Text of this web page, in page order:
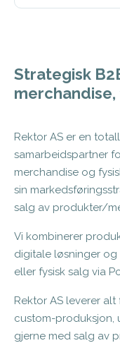
Strategisk
Rektor AS er en
samarbeidspartner
merchandise og
sin
salg av produkter/
Vi kombinerer
digitale løsninger og
eller fysisk salg via
Rektor AS leverer
custom-produksjon,
gjerne med salg av